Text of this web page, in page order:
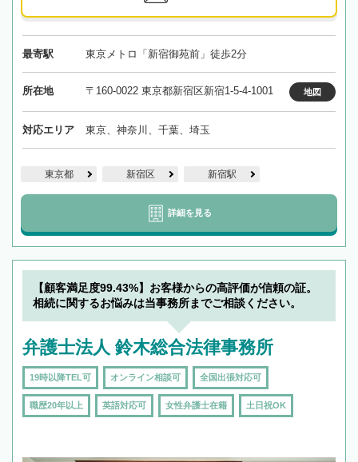
最寄駅 東京メトロ「新宿御苑前」徒歩2分
所在地 〒160-0022 東京都新宿区新宿1-5-4-1001 地図
対応エリア 東京、神奈川、千葉、埼玉
東京都 新宿区 新宿駅
詳細を見る
【顧客満足度99.43%】お客様からの高評価が信頼の証。
相続に関するお悩みは当事務所までご相談ください。
弁護士法人 鈴木総合法律事務所
19時以降TEL可 オンライン相談可 全国出張対応可
職歴20年以上 英語対応可 女性弁護士在籍 土日祝OK